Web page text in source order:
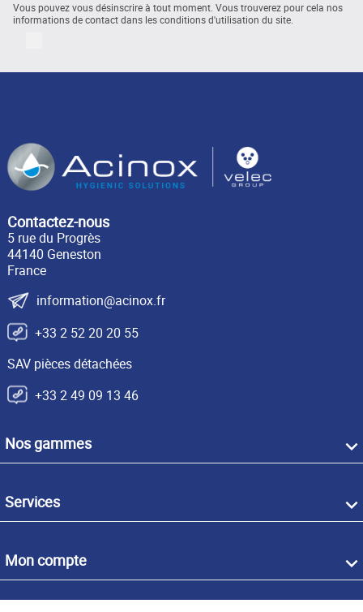
Vous pouvez vous désinscrire à tout moment. Vous trouverez pour cela nos
informations de contact dans les conditions d'utilisation du site.
Contactez-nous
5 rue du Progrès
44140 Geneston
France
information@acinox.fr
+33 2 52 20 20 55
SAV pièces détachées
+33 2 49 09 13 46
Nos gammes
Services
Mon compte